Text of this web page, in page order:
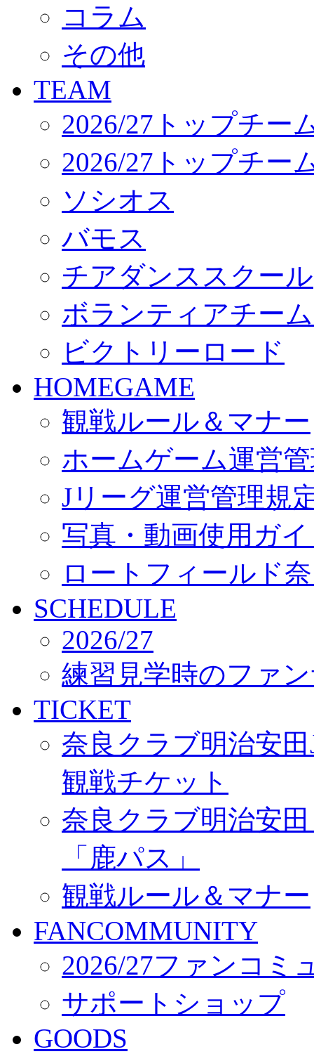
パートナー募集
クラブ理念
サステナビリティ
Web制作支援
応援プロジェクト
コラム
その他
TEAM
2026/27トップチー
2026/27トップチー
ソシオス
バモス
チアダンススクール
ボランティアチー
ビクトリーロード
HOMEGAME
観戦ルール＆マナー
ホームゲーム運営
Jリーグ運営管理規
写真・動画使用ガ
ロートフィールド
SCHEDULE
2026/27
練習見学時のファ
TICKET
奈良クラブ明治安
観戦チケット
奈良クラブ明治安
「鹿パス」
観戦ルール＆マナー
FANCOMMUNITY
2026/27ファンコミ
サポートショップ
GOODS